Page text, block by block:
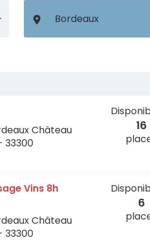
Château
33300
16
Vins 8h
Château
33300
6